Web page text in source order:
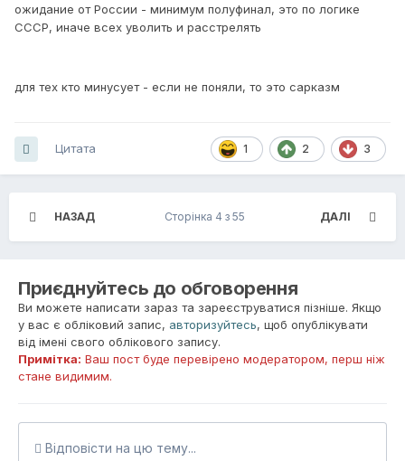
ожидание от России - минимум полуфинал, это по логике
СССР, иначе всех уволить и расстрелять
для тех кто минусует - если не поняли, то это сарказм
1 2 3
Цитата
НАЗАД ДАЛІ
Сторінка 4 з 55
Приєднуйтесь до обговорення
Ви можете написати зараз та зареєструватися пізніше. Якщо
у вас є обліковий запис, авторизуйтесь, щоб опублікувати
від імені свого облікового запису.
Примітка: Ваш пост буде перевірено модератором, перш ніж
стане видимим.
Відповісти на цю тему...